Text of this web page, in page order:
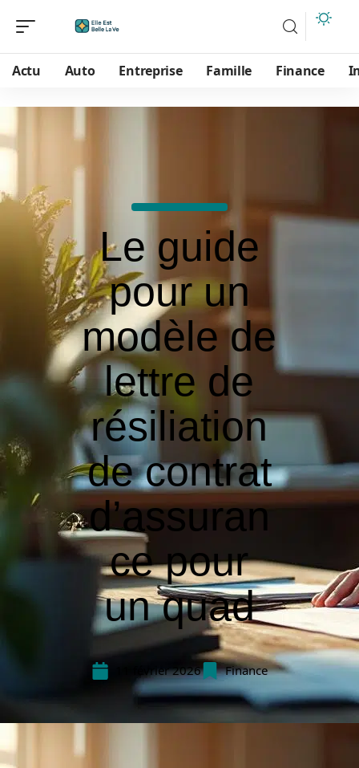
Actu Auto Entreprise Famille Finance
Le guide
pour un
modèle de
lettre de
résiliation
de contrat
d’assuran
ce pour
un quad
11 février 2026 Finance